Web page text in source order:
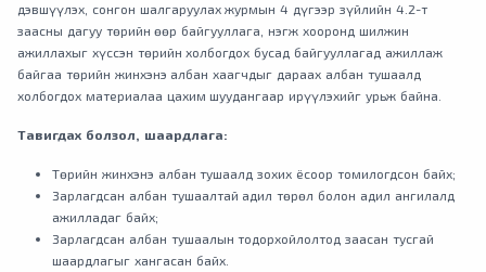
дэвшүүлэх, сонгон шалгаруулах журмын 4 дүгээр зүйлийн 4.2-т
заасны дагуу төрийн өөр байгууллага, нэгж хооронд шилжин
ажиллахыг хүссэн төрийн холбогдох бусад байгууллагад ажиллаж
байгаа төрийн жинхэнэ албан хаагчдыг дараах албан тушаалд
холбогдох материалаа цахим шуудангаар ирүүлэхийг урьж байна.
Тавигдах болзол, шаардлага:
Төрийн жинхэнэ албан тушаалд зохих ёсоор томилогдсон байх;
Зарлагдсан албан тушаалтай адил төрөл болон адил ангилалд
ажилладаг байх;
Зарлагдсан албан тушаалын тодорхойлолтод заасан тусгай
шаардлагыг хангасан байх.